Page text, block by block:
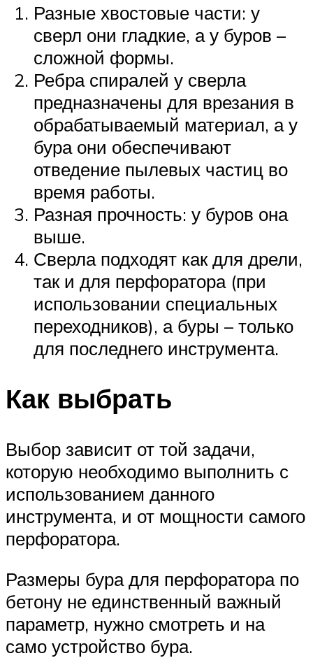
Разные хвостовые части: у
сверл они гладкие, а у буров –
сложной формы.
Ребра спиралей у сверла
предназначены для врезания в
обрабатываемый материал, а у
бура они обеспечивают
отведение пылевых частиц во
время работы.
Разная прочность: у буров она
выше.
Сверла подходят как для дрели,
так и для перфоратора (при
использовании специальных
переходников), а буры – только
для последнего инструмента.
Как выбрать
Выбор зависит от той задачи,
которую необходимо выполнить с
использованием данного
инструмента, и от мощности самого
перфоратора.
Размеры бура для перфоратора по
бетону не единственный важный
параметр, нужно смотреть и на
само устройство бура.